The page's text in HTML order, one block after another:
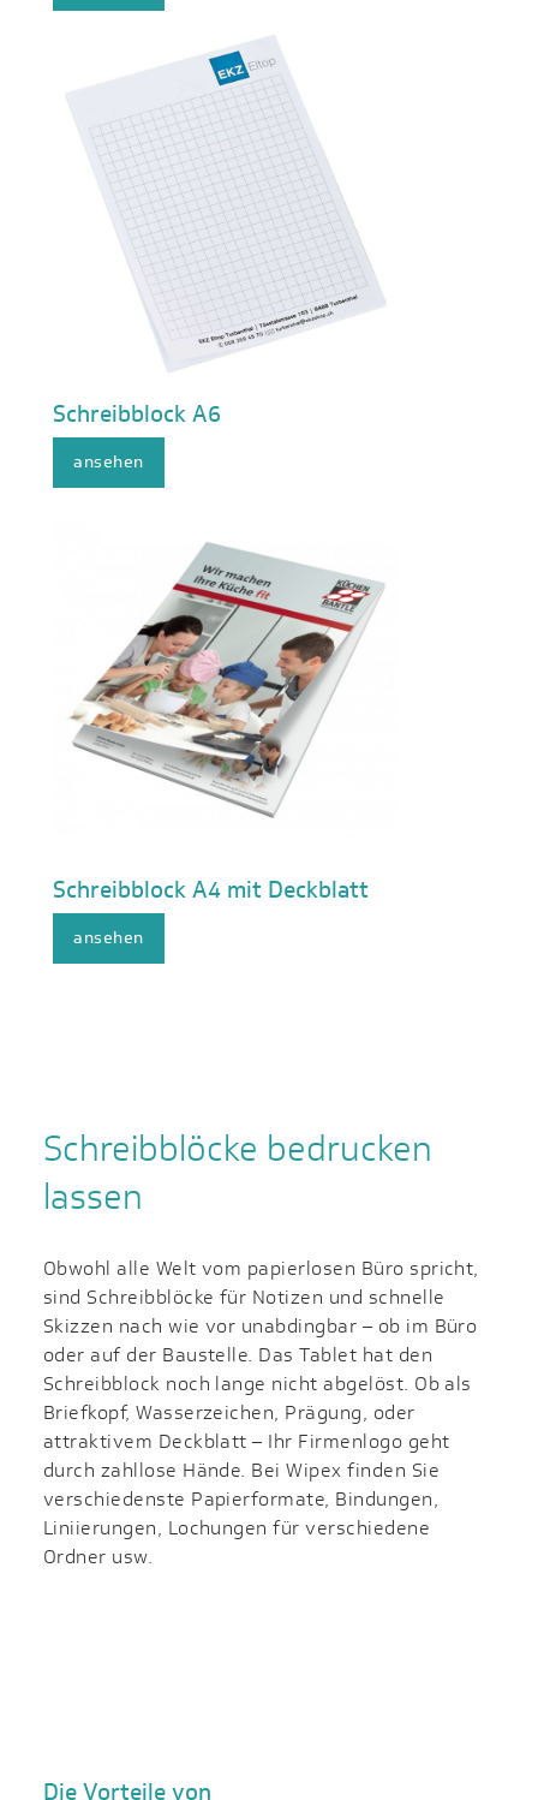
Schreibblock A6
ansehen
Schreibblock A4 mit Deckblatt
ansehen
Schreibblöcke bedrucken
lassen
Obwohl alle Welt vom papierlosen Büro spricht,
sind Schreibblöcke für Notizen und schnelle
Skizzen nach wie vor unabdingbar – ob im Büro
oder auf der Baustelle. Das Tablet hat den
Schreibblock noch lange nicht abgelöst. Ob als
Briefkopf, Wasserzeichen, Prägung, oder
attraktivem Deckblatt – Ihr Firmenlogo geht
durch zahllose Hände. Bei Wipex finden Sie
verschiedenste Papierformate, Bindungen,
Liniierungen, Lochungen für verschiedene
Ordner usw.
Die Vorteile von